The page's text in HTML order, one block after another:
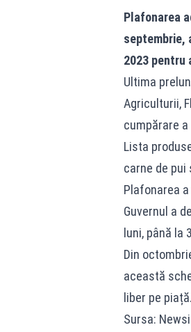
Plafonarea
septembrie,
2023 pentru
Ultima
Agriculturii,
cumpărare
Lista
carne de pui
Plafonarea
Guvernul a
luni, până la
Din
această
liber pe piață.
Sursa: